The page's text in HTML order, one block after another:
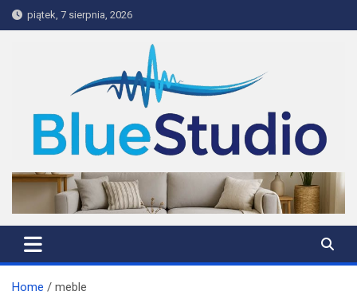
Skip
to
piątek, 7 sierpnia, 2026
BlueStudio
Home meble